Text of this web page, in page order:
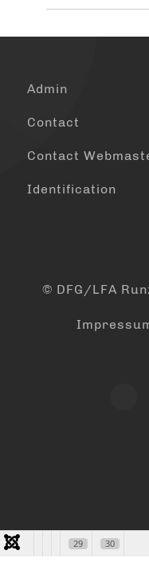
Admin
Contact
Contact
Identification
© DFG/LFA
29 30